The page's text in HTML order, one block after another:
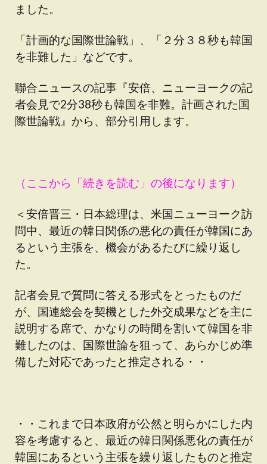
ました。
「計画的な国際世論戦」、「２分３８秒も韓国
を非難した」などです。
聯合ニュースの記事『安倍、ニューヨークの記
者会見で2分38秒も韓国を非難。計画された国
際世論戦』から、部分引用します。
（ここから「続きを読む」の後になります）
＜安倍晋三・日本総理は、米国ニューヨーク訪
問中、最近の韓日関係の悪化の責任が韓国にあ
るという主張を、機会があるたびに繰り返し
た。
記者会見で質問に答える形式をとったものだ
が、国連総会を契機とした外交成果などを主に
説明する席で、かなりの時間を割いて韓国を非
難したのは、国際世論を狙って、あらかじめ準
備した対応であったと推定される・・
・・これまで日本政府が公然と明らかにした内
容を考慮すると、最近の韓日関係悪化の責任が
韓国にあるという主張を繰り返したものと推定